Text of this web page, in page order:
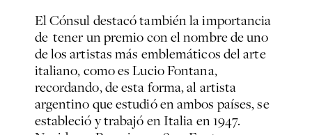
El Cónsul destacó también la importancia
de tener un premio con el nombre de uno
de los artistas más emblemáticos del arte
italiano, como es Lucio Fontana,
recordando, de esta forma, al artista
argentino que estudió en ambos países, se
estableció y trabajó en Italia en 1947.